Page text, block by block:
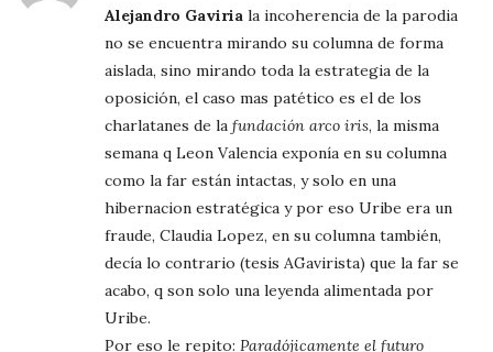
Alejandro Gaviria la incoherencia de la parodia
no se encuentra mirando su columna de forma
aislada, sino mirando toda la estrategia de la
oposición, el caso mas patético es el de los
charlatanes de la fundación arco iris, la misma
semana q Leon Valencia exponía en su columna
como la far están intactas, y solo en una
hibernacion estratégica y por eso Uribe era un
fraude, Claudia Lopez, en su columna también,
decía lo contrario (tesis AGavirista) que la far se
acabo, q son solo una leyenda alimentada por
Uribe.
Por eso le repito: Paradójicamente el futuro